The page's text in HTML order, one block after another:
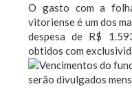
O gasto com a
vitoriense é um dos
despesa de R$
obtidos com